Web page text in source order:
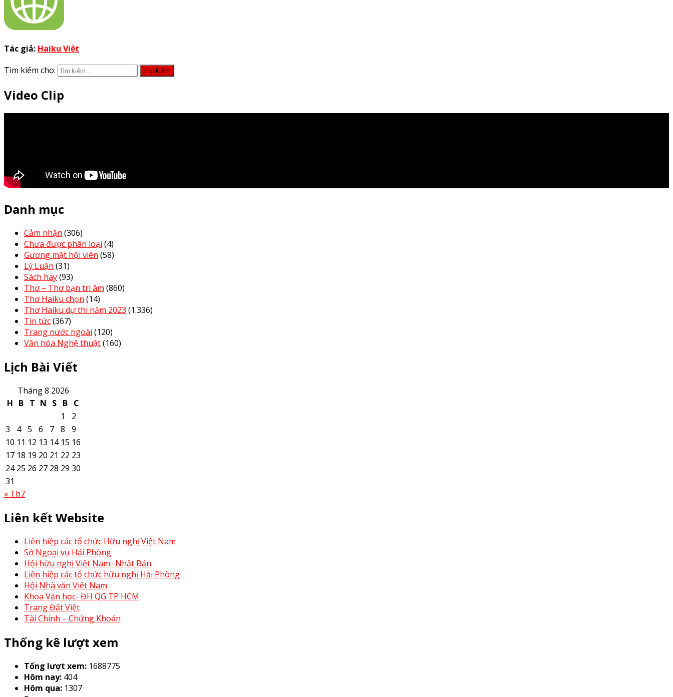
Tác giả: Haiku Việt
Tìm kiếm cho:
Video Clip
Danh mục
Cảm nhận (306)
Chưa được phân loại (4)
Gương mặt hội viên (58)
Lý Luận (31)
Sách hay(93)
Thơ – Thơ bạn tri âm (860)
Thơ Haiku chọn (14)
Thơ Haiku dự thi năm 2023 (1.336)
Tin tức(367)
Trang nước ngoài (120)
Văn hóa Nghệ thuật(160)
Lịch Bài Viết
Tháng 8 2026
H B T N S B C
1
2
3
4 5 6 7 8
9
10 11 12 13 14 15 16
17 18 19 20 21 22 23
24 25 26 27 28 29 30
31
« Th7
Liên kết Website
Liên hiệp các tổ chức Hữu nghị Việt Nam
Sở Ngoại vụ Hải Phòng
Hội hữu nghị Việt Nam- Nhật Bản
Liên hiệp các tổ chức hữu nghị Hải Phòng
Hội Nhà văn Việt Nam
Khoa Văn học- ĐH QG TP HCM
Trang Đất Việt
Tài Chính – Chứng Khoán
Thống kê lượt xem
Tổng lượt xem: 1688775
Hôm nay: 404
Hôm qua: 1307